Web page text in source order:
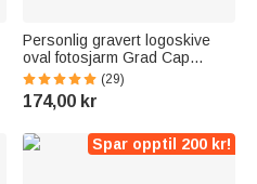
Personlig gravert logoskive
oval fotosjarm Grad Cap
Tassel-dekorasjon med
englevinger Memorial
Graduation Gift for Class of
(29)
174,00 kr
Spar opptil 200 kr!